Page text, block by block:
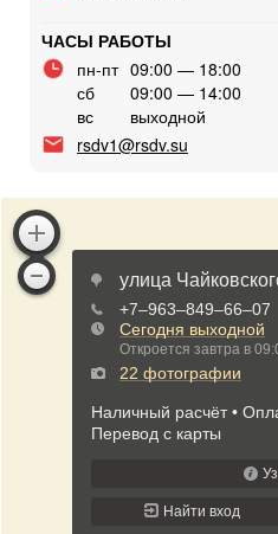
ЧАСЫ РАБОТЫ
пн-пт 09:00 — 18:00
сб
09:00 — 14:00
вс
выходной
rsdv1@rsdv.su